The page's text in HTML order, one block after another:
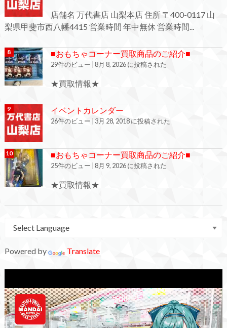
店舗名 万代書店 山梨本店 住所 〒400-0117 山
梨県甲斐市西八幡4415 営業時間 年中無休 営業時間...
■おもちゃコーナー買取商品のご紹介■
29件のビュー | 8月 8, 2026 に投稿された
★買取情報★
イベントカレンダー
26件のビュー | 3月 28, 2018 に投稿された
■おもちゃコーナー買取商品のご紹介■
25件のビュー | 8月 9, 2026 に投稿された
★買取情報★
Powered by Translate